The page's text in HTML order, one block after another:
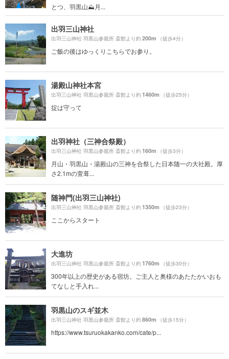
とつ、羽黒山⛰月...
出羽三山神社
出羽三山神社 羽黒山参籠所 斎館より約200m （徒歩4分）
ご飯の後はゆっくりこちらでお参り。
湯殿山神社本宮
出羽三山神社 羽黒山参籠所 斎館より約1460m （徒歩25分）
掟は守って
出羽神社（三神合祭殿）
出羽三山神社 羽黒山参籠所 斎館より約160m （徒歩3分）
月山・羽黒山・湯殿山の三神を合祭した日本随一の大社殿。厚
さ2.1mの萱葺...
随神門(出羽三山神社)
出羽三山神社 羽黒山参籠所 斎館より約1350m （徒歩23分）
ここからスタート
大進坊
出羽三山神社 羽黒山参籠所 斎館より約1760m （徒歩30分）
300年以上の歴史がある宿坊。ご主人と奥様のあたたかいおも
てなしと手入れ...
羽黒山のスギ並木
出羽三山神社 羽黒山参籠所 斎館より約860m （徒歩15分）
https://www.tsuruokakanko.com/cate/p...